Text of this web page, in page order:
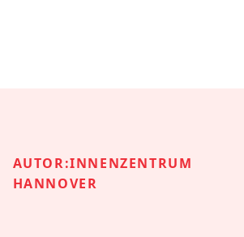
AUTOR:INNENZENTRUM
HANNOVER